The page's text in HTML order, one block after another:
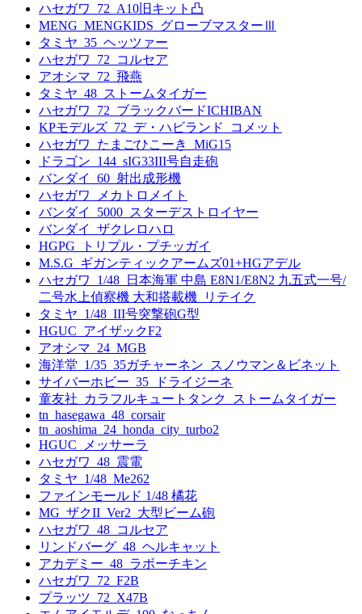
ハセガワ_72_A10旧キット凸
MENG_MENGKIDS_グローブマスターⅢ
タミヤ_35_ヘッツァー
ハセガワ_72_コルセア
アオシマ_72_飛燕
タミヤ_48_ストームタイガー
ハセガワ_72_ブラックバードICHIBAN
KPモデルズ_72_デ・ハビランド_コメット
ハセガワ_たまごひこーき_MiG15
ドラゴン_144_sIG33III号自走砲
バンダイ_60_射出成形機
ハセガワ_メカトロメイト
バンダイ_5000_スターデストロイヤー
バンダイ_ザクレロハロ
HGPG_トリプル・プチッガイ
M.S.G_ギガンティックアームズ01+HGアデル
ハセガワ_1/48_日本海軍 中島 E8N1/E8N2 九五式一号/
二号水上偵察機 大和搭載機_リテイク
タミヤ_1/48_III号突撃砲G型
HGUC_アイザックF2
アオシマ_24_MGB
海洋堂_1/35_35ガチャーネン_スノウマン＆ビネット
サイバーホビー_35_ドライジーネ
童友社_カラフルキュートタンク_ストームタイガー
tn_hasegawa_48_corsair
tn_aoshima_24_honda_city_turbo2
HGUC_メッサーラ
ハセガワ_48_震電
タミヤ_1/48_Me262
ファインモールド 1/48 橘花
MG_ザクII_Ver2_大型ビーム砲
ハセガワ_48_コルセア
リンドバーグ_48_ヘルキャット
アカデミー_48_ラボーチキン
ハセガワ_72_F2B
プラッツ_72_X47B